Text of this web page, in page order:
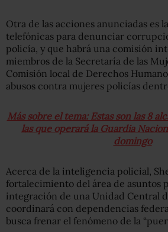
Otra de las acciones anunciadas es
telefónicas para denunciar
policía, y que habrá una comisión
miembros de la Secretaría de las
Comisión local de Derechos
abusos contra mujeres policías
Más sobre el tema: Estas son las 8
las que operará la Guardia
domingo
Acerca de la inteligencia policial,
fortalecimiento del área de asuntos
integración de una Unidad Central
coordinará con dependencias
busca frenar el fenómeno de la